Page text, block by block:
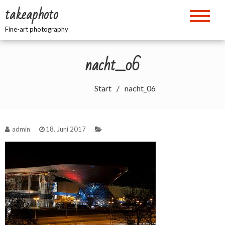
Inhalt
springen
takeaphoto
Fine-art photography
nacht_06
Start nacht_06
admin 18. Juni 2017